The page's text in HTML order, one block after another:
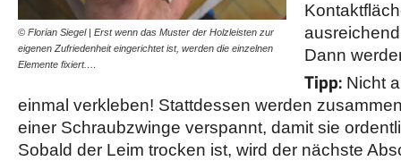
© Florian Siegel | Erst wenn das Muster der Holzleisten zur
eigenen Zufriedenheit eingerichtet ist, werden die einzelnen
Elemente fixiert.…
© Florian Siegel | Ein
Holzteile zeitgleich
zunächst nur direkt…
Dann
Tipp: Nicht
einmal verkleben! Stattdessen werden
einer Schraubzwinge verspannt, damit sie
Sobald der Leim trocken ist, wird der nächste